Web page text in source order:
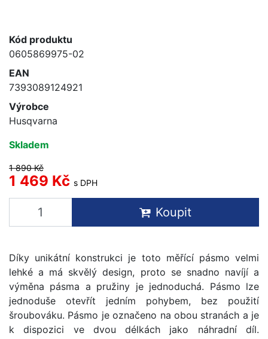
Kód produktu
0605869975-02
EAN
7393089124921
Výrobce
Husqvarna
Skladem
1 890 Kč
1 469 Kč s DPH
Koupit
Díky unikátní konstrukci je toto měřící pásmo velmi
lehké a má skvělý design, proto se snadno navíjí a
výměna pásma a pružiny je jednoduchá. Pásmo lze
jednoduše otevřít jedním pohybem, bez použití
šroubováku. Pásmo je označeno na obou stranách a je
k dispozici ve dvou délkách jako náhradní díl.